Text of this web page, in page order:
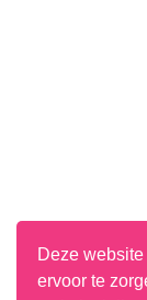
Deze
ervoor te